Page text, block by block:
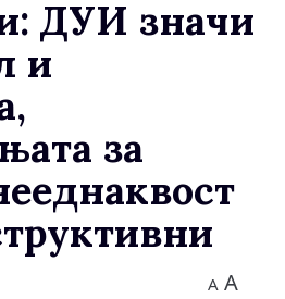
ДУИ значи
и
за
A A